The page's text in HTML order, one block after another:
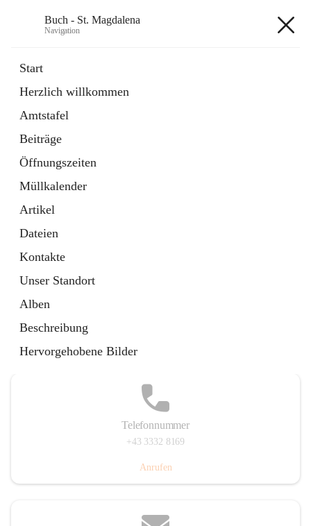
Buch - St. Magdalena
Navigation
Start
Herzlich willkommen
Amtstafel
Beiträge
Öffnungszeiten
Müllkalender
Artikel
Dateien
Kontakte
Unser Standort
Alben
Beschreibung
Hervorgehobene Bilder
11 Schnellzugriffe
Bürgerservice
10 Schnellzugriffe
Telefonnummer
+43 3332 8169
Anrufen